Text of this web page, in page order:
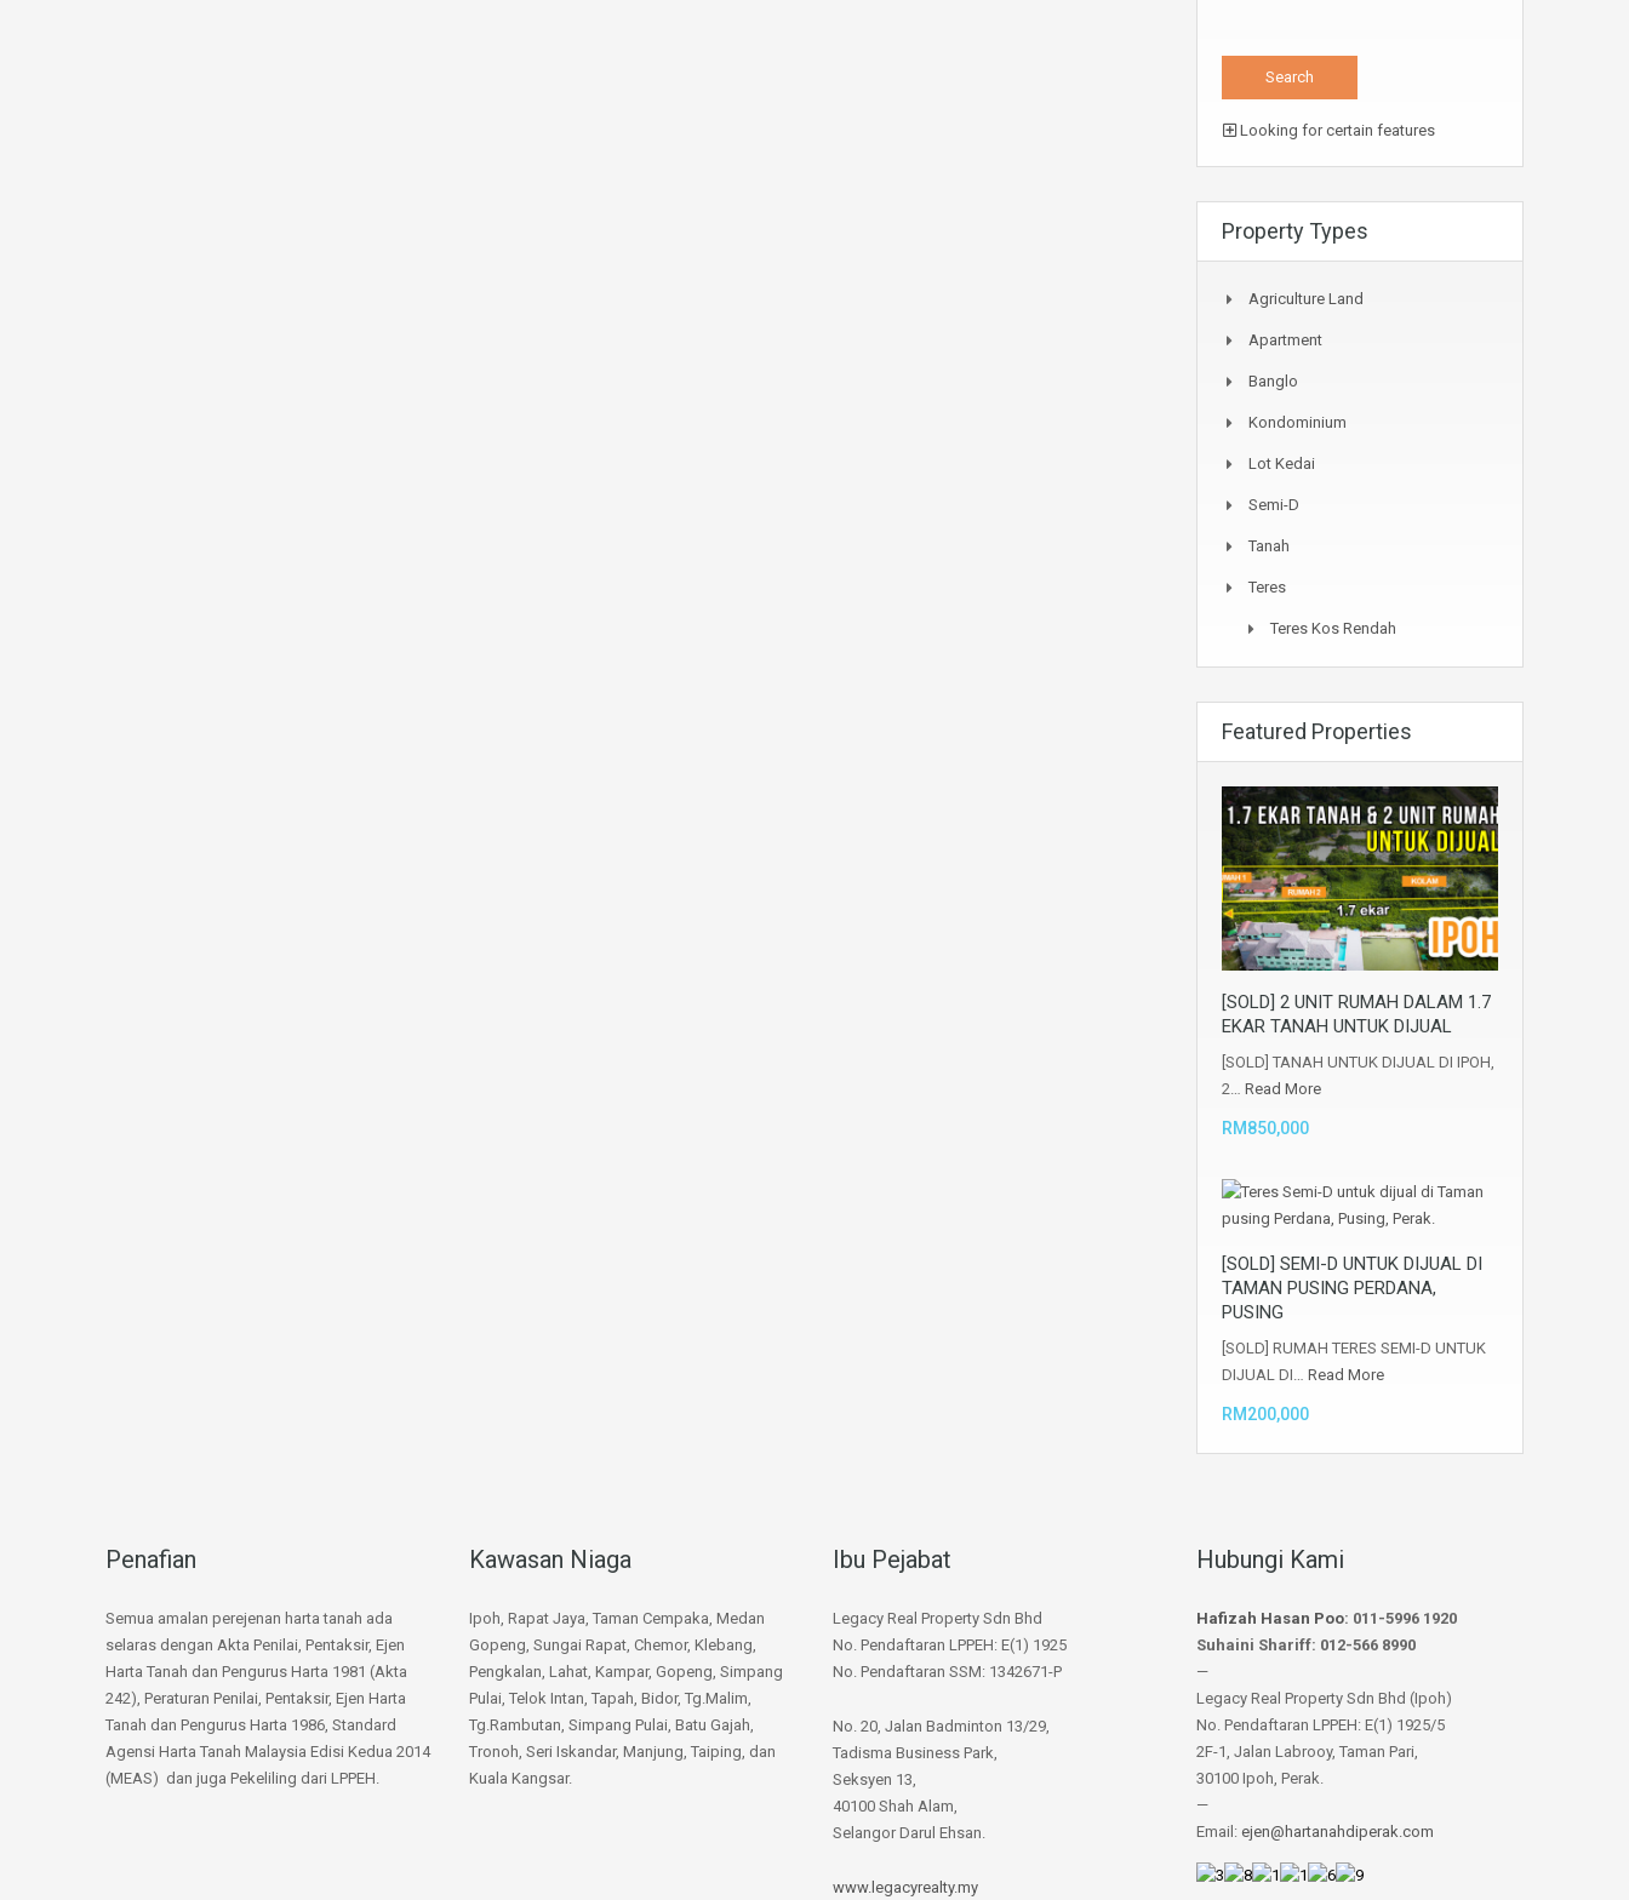
Looking for certain features
Property Types
Agriculture Land
Apartment
Banglo
Kondominium
Lot Kedai
Semi-D
Tanah
Teres
Teres Kos Rendah
Featured Properties
[SOLD] 2 UNIT RUMAH DALAM 1.7
EKAR TANAH UNTUK DIJUAL
[SOLD] TANAH UNTUK DIJUAL DI IPOH,
2… Read More
RM850,000
[SOLD] SEMI-D UNTUK DIJUAL DI
TAMAN PUSING PERDANA,
PUSING
[SOLD] RUMAH TERES SEMI-D UNTUK
DIJUAL DI… Read More
RM200,000
Penafian
Semua amalan perejenan harta tanah ada
selaras dengan Akta Penilai, Pentaksir, Ejen
Harta Tanah dan Pengurus Harta 1981 (Akta
242), Peraturan Penilai, Pentaksir, Ejen Harta
Tanah dan Pengurus Harta 1986, Standard
Agensi Harta Tanah Malaysia Edisi Kedua 2014
(MEAS) dan juga Pekeliling dari LPPEH.
Kawasan Niaga
Ipoh, Rapat Jaya, Taman Cempaka, Medan
Gopeng, Sungai Rapat, Chemor, Klebang,
Pengkalan, Lahat, Kampar, Gopeng, Simpang
Pulai, Telok Intan, Tapah, Bidor, Tg.Malim,
Tg.Rambutan, Simpang Pulai, Batu Gajah,
Tronoh, Seri Iskandar, Manjung, Taiping, dan
Kuala Kangsar.
Ibu Pejabat
Legacy Real Property Sdn Bhd
No. Pendaftaran LPPEH: E(1) 1925
No. Pendaftaran SSM: 1342671-P
No. 20, Jalan Badminton 13/29,
Tadisma Business Park,
Seksyen 13,
40100 Shah Alam,
Selangor Darul Ehsan.
www.legacyrealty.my
Hubungi Kami
Hafizah Hasan Poo: 011-5996 1920
Suhaini Shariff: 012-566 8990
—
Legacy Real Property Sdn Bhd (Ipoh)
No. Pendaftaran LPPEH: E(1) 1925/5
2F-1, Jalan Labrooy, Taman Pari,
30100 Ipoh, Perak.
—
Email: ejen@hartanahdiperak.com